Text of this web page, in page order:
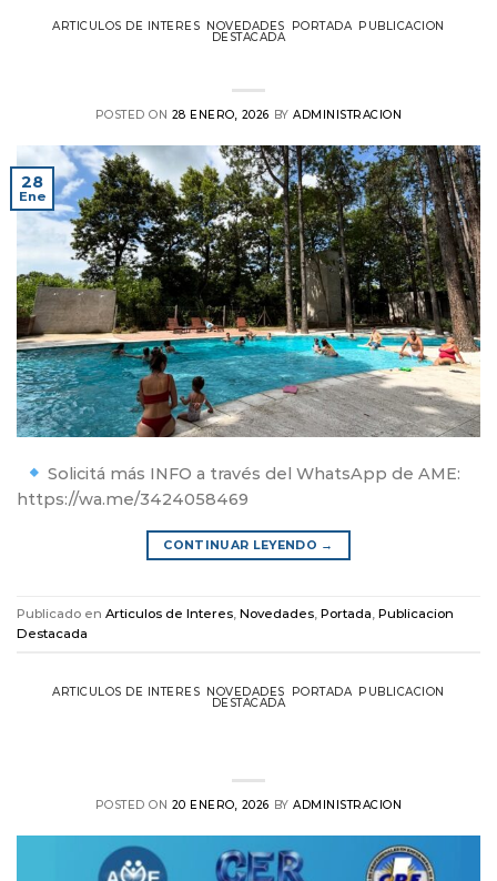
ARTICULOS DE INTERES NOVEDADES PORTADA PUBLICACION
DESTACADA
POSTED ON 28 ENERO, 2026 BYADMINISTRACION
28
Ene
Solicitá más INFO a través del WhatsApp de AME:
https://wa.me/3424058469
CONTINUAR LEYENDO →
Publicado en Articulos de Interes, Novedades, Portada, Publicacion
Destacada
ARTICULOS DE INTERES NOVEDADES PORTADA PUBLICACION
DESTACADA
POSTED ON 20 ENERO, 2026 BYADMINISTRACION